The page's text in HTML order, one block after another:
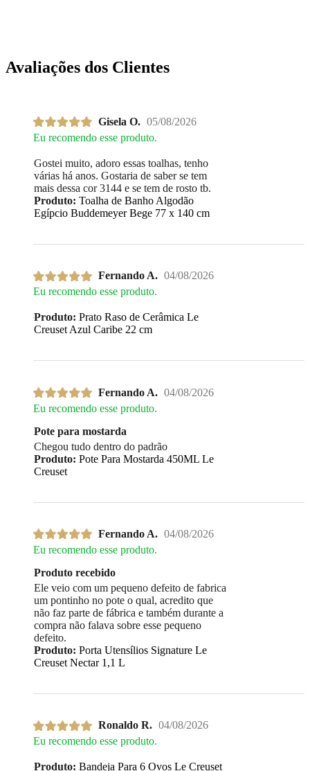
Avaliações dos Clientes
Gisela O. 05/08/2026
Eu recomendo esse produto.
Gostei muito, adoro essas toalhas, tenho
várias há anos. Gostaria de saber se tem
mais dessa cor 3144 e se tem de rosto tb.
Produto: Toalha de Banho Algodão
Egípcio Buddemeyer Bege 77 x 140 cm
Fernando A. 04/08/2026
Eu recomendo esse produto.
Produto: Prato Raso de Cerâmica Le
Creuset Azul Caribe 22 cm
Fernando A. 04/08/2026
Eu recomendo esse produto.
Pote para mostarda
Chegou tudo dentro do padrão
Produto: Pote Para Mostarda 450ML Le
Creuset
Fernando A. 04/08/2026
Eu recomendo esse produto.
Produto recebido
Ele veio com um pequeno defeito de fabrica
um pontinho no pote o qual, acredito que
não faz parte de fábrica e também durante a
compra não falava sobre esse pequeno
defeito.
Produto: Porta Utensílios Signature Le
Creuset Nectar 1,1 L
Ronaldo R. 04/08/2026
Eu recomendo esse produto.
Produto: Bandeja Para 6 Ovos Le Creuset